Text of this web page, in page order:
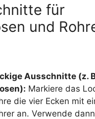
für
und
Ausschnitte (z.
Markiere das
die vier Ecken mit
an. Verwende